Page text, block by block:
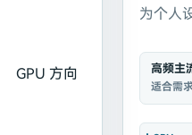
GPU 方向
为个人
高频主
适合需